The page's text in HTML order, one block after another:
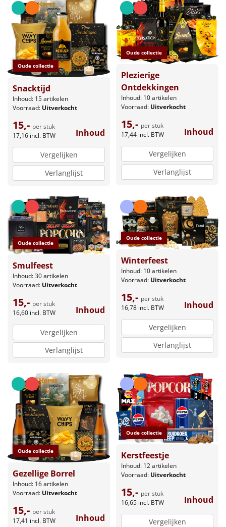
Oude collectie
Snacktijd
Inhoud: 15 artikelen
Voorraad: Uitverkocht
15,- per stuk
17,16 incl. BTW Inhoud
Vergelijken
Verlanglijst
Oude collectie
Plezierige
Ontdekkingen
Inhoud: 10 artikelen
Voorraad: Uitverkocht
15,- per stuk
17,44 incl. BTW Inhoud
Vergelijken
Verlanglijst
Oude collectie
Smulfeest
Inhoud: 30 artikelen
Voorraad: Uitverkocht
15,- per stuk
16,60 incl. BTW Inhoud
Vergelijken
Verlanglijst
Oude collectie
Winterfeest
Inhoud: 10 artikelen
Voorraad: Uitverkocht
15,- per stuk
16,78 incl. BTW Inhoud
Vergelijken
Verlanglijst
Oude collectie
Gezellige Borrel
Inhoud: 16 artikelen
Voorraad: Uitverkocht
15,- per stuk
17,41 incl. BTW Inhoud
Oude collectie
Kerstfeestje
Inhoud: 12 artikelen
Voorraad: Uitverkocht
15,- per stuk
16,65 incl. BTW Inhoud
Vergelijken